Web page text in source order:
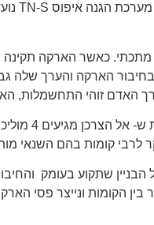
כאשר הארקה תקינה
בחיבור הארקה והערך שלה
האדם זוהי
חשמל דורשת 5 מוליכים כאשר 1 נשאר מנותק ספייר .
שתקוע בעומק
הקומות ונייצר פסי